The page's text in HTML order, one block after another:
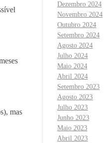
mas
Dezembro 2024
Novembro 2024
Outubro 2024
Setembro 2024
Agosto 2024
Julho 2024
Maio 2024
Abril 2024
Setembro 2023
Agosto 2023
Julho 2023
Junho 2023
Maio 2023
Abril 2023